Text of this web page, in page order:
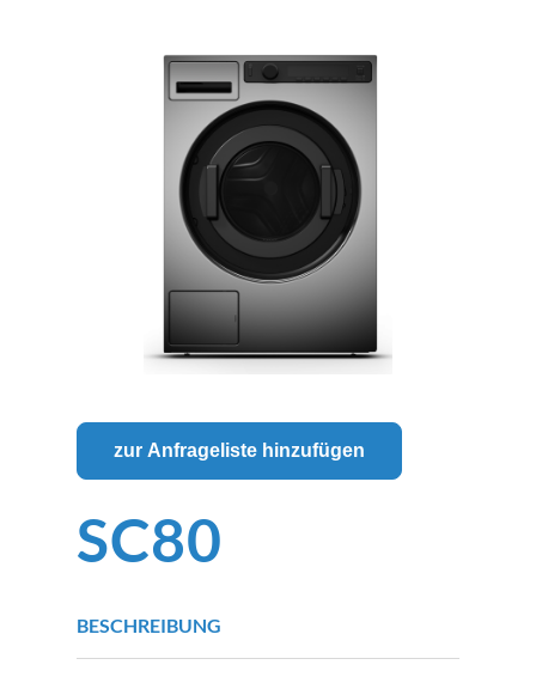
zur Anfrageliste hinzufügen
SC80
BESCHREIBUNG